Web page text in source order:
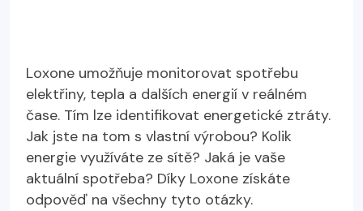
Loxone umožňuje monitorovat spotřebu
elektřiny, tepla a dalších energií v reálném
čase. Tím lze identifikovat energetické ztráty.
Jak jste na tom s vlastní výrobou? Kolik
energie využíváte ze sítě? Jaká je vaše
aktuální spotřeba? Díky Loxone získáte
odpověď na všechny tyto otázky.